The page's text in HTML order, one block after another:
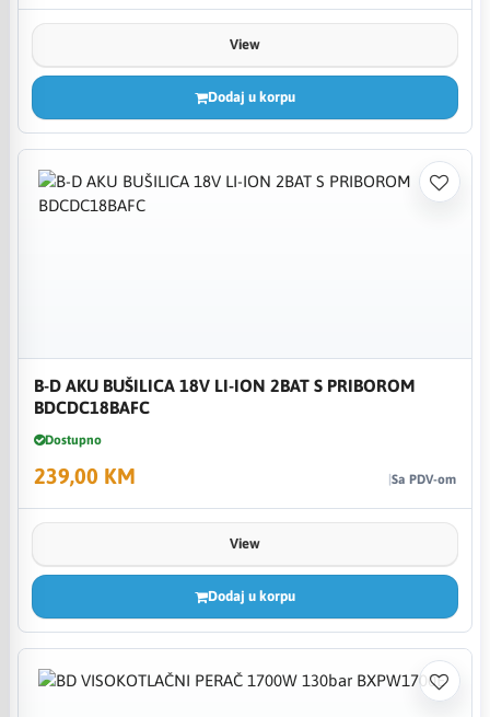
View
Dodaj u korpu
B-D AKU BUŠILICA 18V LI-ION 2BAT S PRIBOROM
BDCDC18BAFC
Dostupno
239,00 KM Sa PDV-om
View
Dodaj u korpu